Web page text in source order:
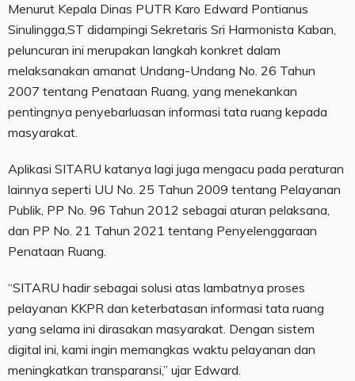
Menurut Kepala Dinas PUTR Karo Edward Pontianus
Sinulingga,ST didampingi Sekretaris Sri Harmonista Kaban,
peluncuran ini merupakan langkah konkret dalam
melaksanakan amanat Undang-Undang No. 26 Tahun
2007 tentang Penataan Ruang, yang menekankan
pentingnya penyebarluasan informasi tata ruang kepada
masyarakat.
Aplikasi SITARU katanya lagi juga mengacu pada peraturan
lainnya seperti UU No. 25 Tahun 2009 tentang Pelayanan
Publik, PP No. 96 Tahun 2012 sebagai aturan pelaksana,
dan PP No. 21 Tahun 2021 tentang Penyelenggaraan
Penataan Ruang.
“SITARU hadir sebagai solusi atas lambatnya proses
pelayanan KKPR dan keterbatasan informasi tata ruang
yang selama ini dirasakan masyarakat. Dengan sistem
digital ini, kami ingin memangkas waktu pelayanan dan
meningkatkan transparansi,” ujar Edward.